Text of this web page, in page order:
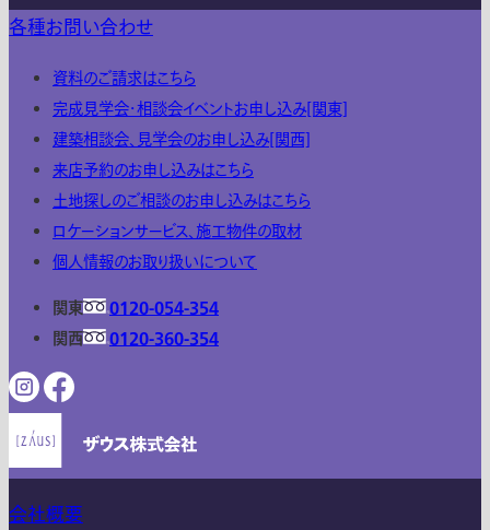
各種お問い合わせ
資料のご請求はこちら
完成見学会・相談会イベントお申し込み[関東]
建築相談会、見学会のお申し込み[関西]
来店予約のお申し込みはこちら
土地探しのご相談のお申し込みはこちら
ロケーションサービス、施工物件の取材
個人情報のお取り扱いについて
関東
0120-054-354
関西
0120-360-354
会社概要